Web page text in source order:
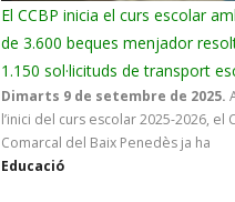
El CCBP inicia el curs escolar
de 3.600 beques menjador
1.150 sol·licituds de transport
Dimarts 9 de setembre de 2025.
l’inici del curs escolar 2025-2026, el
Comarcal del Baix Penedès ja ha
Educació